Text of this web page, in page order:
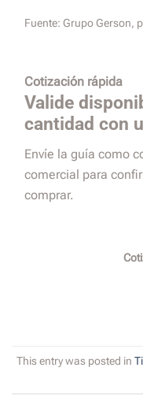
Fuente: Grupo Gerson,
Cotización rápida
Valide
cantidad con
Envíe la guía como
comercial para
comprar.
This entry was posted in